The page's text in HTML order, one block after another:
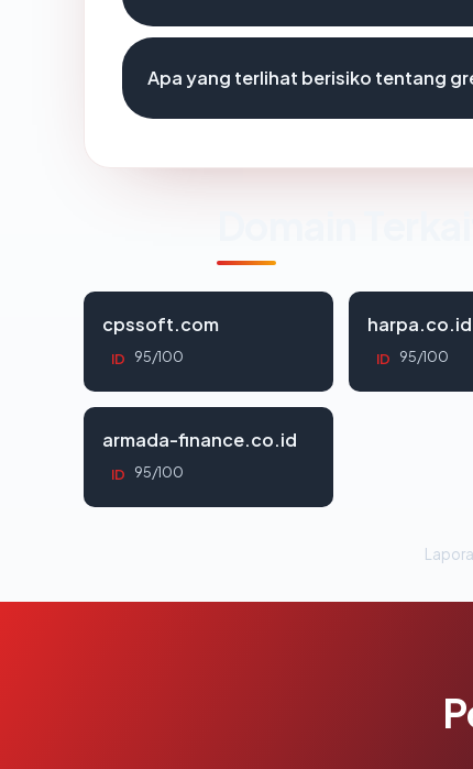
Apa yang terlihat berisiko tentang
cpssoft.com
ID 95/100
harpa.co.id
ID 95/100
armada-finance.co.id
ID 95/100